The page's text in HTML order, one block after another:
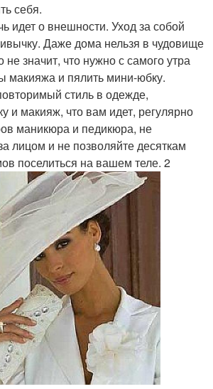
себя.
идет о внешности. Уход за собой
Даже дома нельзя в чудовище
значит, что нужно с самого утра
макияжа и пялить мини-юбку.
стиль в одежде,
и макияж, что вам идет, регулярно
маникюра и педикюра, не
лицом и не позволяйте десяткам
поселиться на вашем теле. 2